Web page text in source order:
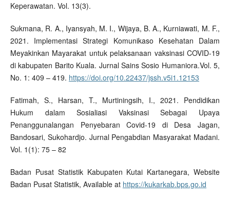
Keperawatan. Vol. 13(3).
Sukmana, R. A., Iyansyah, M. I., Wijaya, B. A., Kurniawati, M. F.,
2021. Implementasi Strategi Komunikaso Kesehatan Dalam
Meyakinkan Mayarakat untuk pelaksanaan vaksinasi COVID-19
di kabupaten Barito Kuala. Jurnal Sains Sosio Humaniora.Vol. 5,
No. 1: 409 – 419. https://doi.org/10.22437/jssh.v5i1.12153
Fatimah, S., Harsan, T., Murtiningsih, I., 2021. Pendidikan
Hukum dalam Sosialiasi Vaksinasi Sebagai Upaya
Penanggunalangan Penyebaran Covid-19 di Desa Jagan,
Bandosari, Sukohardjo. Jurnal Pengabdian Masyarakat Madani.
Vol. 1(1): 75 – 82
Badan Pusat Statistik Kabupaten Kutai Kartanegara, Website
Badan Pusat Statistik, Available at https://kukarkab.bps.go.id